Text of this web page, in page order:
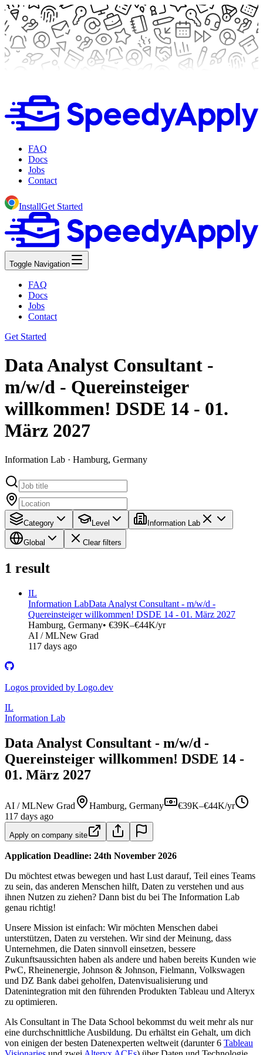
FAQ
Docs
Jobs
Contact
InstallGet Started
Toggle Navigation
FAQ
Docs
Jobs
Contact
Get Started
Data Analyst Consultant -
m/w/d - Quereinsteiger
willkommen! DSDE 14 - 01.
März 2027
Information Lab · Hamburg, Germany
Category Level Information Lab
Global Clear filters
1 result
IL
Information LabData Analyst Consultant - m/w/d -
Quereinsteiger willkommen! DSDE 14 - 01. März 2027
Hamburg, Germany• €39K–€44K/yr
AI / MLNew Grad
117 days ago
Logos provided by Logo.dev
IL
Information Lab
Data Analyst Consultant - m/w/d -
Quereinsteiger willkommen! DSDE 14 -
01. März 2027
AI / MLNew Grad Hamburg, Germany
€39K–€44K/yr
117 days ago
Apply on company site
Application Deadline: 24th November 2026
Du möchtest etwas bewegen und hast Lust darauf, Teil eines Teams
zu sein, das anderen Menschen hilft, Daten zu verstehen und aus
ihnen Nutzen zu ziehen? Dann bist du bei The Information Lab
genau richtig!
Unsere Mission ist einfach: Wir möchten Menschen dabei
unterstützen, Daten zu verstehen. Wir sind der Meinung, dass
Unternehmen, die Daten sinnvoll einsetzen, bessere
Zukunftsaussichten haben als andere und haben bereits Kunden wie
PwC, Rheinenergie, Johnson & Johnson, Fielmann, Volkswagen
und DZ Bank dabei geholfen, Datenvisualisierung und
Datenintegration mit den führenden Produkten Tableau und Alteryx
zu optimieren.
Als Consultant in The Data School bekommst du weit mehr als nur
eine durchschnittliche Ausbildung. Du erhältst ein Gehalt, um dich
von einigen der besten Datenexperten weltweit (darunter 6 Tableau